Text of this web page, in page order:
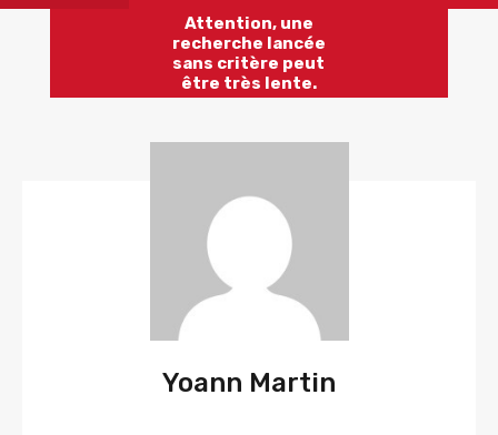
Attention, une
recherche lancée
sans critère peut
être très lente.
Yoann Martin